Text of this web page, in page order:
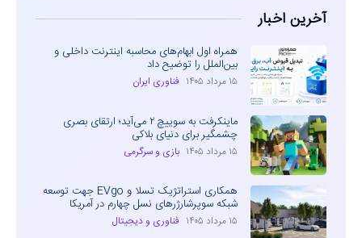
آخرین اخبار
همراه اول ابهام‌های محاسبه اینترنت داخلی و
بین‌الملل را توضیح داد
۱۵ مرداد ۱۴۰۵ فناوری ایران
ماینکرفت به سوییچ ۲ می‌آید؛ ارتقای بصری
چشمگیر برای دنیای بلاکی
۱۵ مرداد ۱۴۰۵ بازی و سرگرمی
همکاری استراتژیک تسلا و EVgo جهت توسعه
شبکه سوپرشارژرهای نسل چهارم در آمریکا
۱۵ مرداد ۱۴۰۵ فناوری و دیجیتال